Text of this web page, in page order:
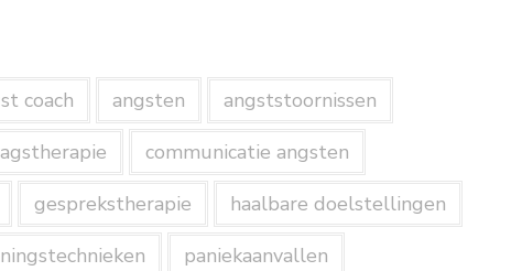
coach angsten
angststoornissen
communicatie angsten
gesprekstherapie
haalbare doelstellingen
paniekaanvallen